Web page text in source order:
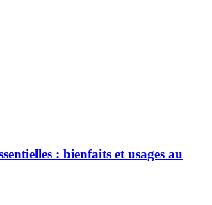
: bienfaits et usages au